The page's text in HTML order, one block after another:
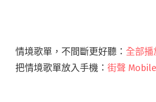
情境歌單，不間斷更好聽： 全部播
把情境歌單放入手機： 街聲